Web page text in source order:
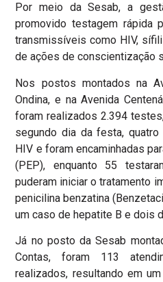
Por meio da Sesab, a
promovido testagem rápida
transmissíveis como HIV,
de ações de conscientização
Nos postos montados na
Ondina, e na Avenida
foram realizados 2.394
segundo dia da festa,
HIV e foram encaminhadas
(PEP), enquanto 55
puderam iniciar o tratamento
penicilina benzatina
um caso de hepatite B e dois
Já no posto da Sesab
Contas, foram 113
realizados, resultando em